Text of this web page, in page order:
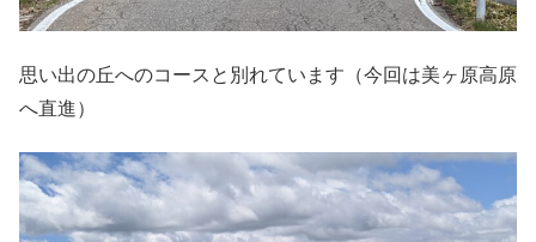
思い出の丘へのコースと別れています（今回は美ヶ原高原
へ直進）